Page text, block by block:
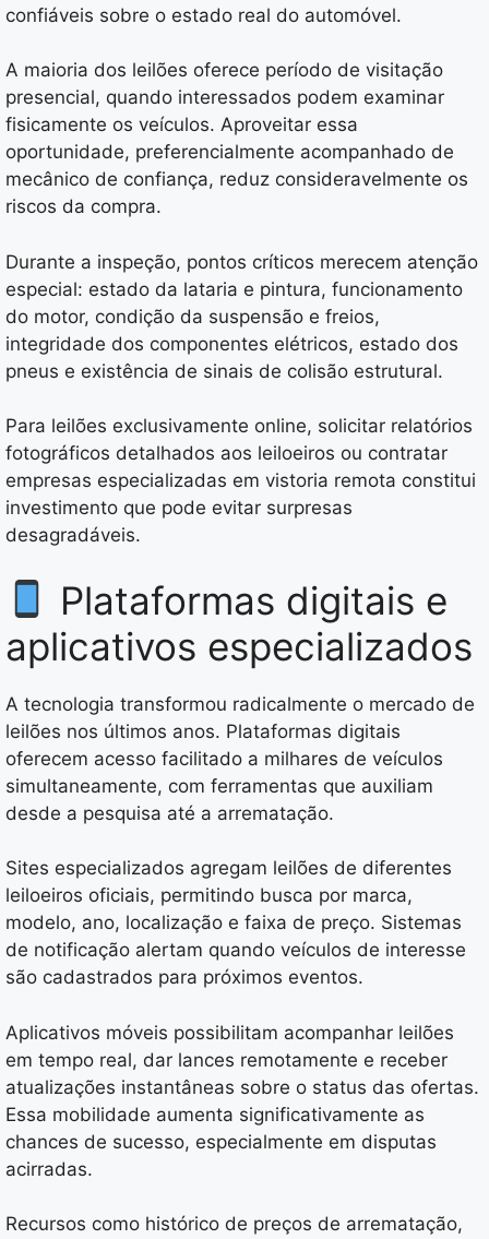
confiáveis sobre o estado real do automóvel.
A maioria dos leilões oferece período de visitação
presencial, quando interessados podem examinar
fisicamente os veículos. Aproveitar essa
oportunidade, preferencialmente acompanhado de
mecânico de confiança, reduz consideravelmente os
riscos da compra.
Durante a inspeção, pontos críticos merecem atenção
especial: estado da lataria e pintura, funcionamento
do motor, condição da suspensão e freios,
integridade dos componentes elétricos, estado dos
pneus e existência de sinais de colisão estrutural.
Para leilões exclusivamente online, solicitar relatórios
fotográficos detalhados aos leiloeiros ou contratar
empresas especializadas em vistoria remota constitui
investimento que pode evitar surpresas
desagradáveis.
Plataformas digitais e
aplicativos especializados
A tecnologia transformou radicalmente o mercado de
leilões nos últimos anos. Plataformas digitais
oferecem acesso facilitado a milhares de veículos
simultaneamente, com ferramentas que auxiliam
desde a pesquisa até a arrematação.
Sites especializados agregam leilões de diferentes
leiloeiros oficiais, permitindo busca por marca,
modelo, ano, localização e faixa de preço. Sistemas
de notificação alertam quando veículos de interesse
são cadastrados para próximos eventos.
Aplicativos móveis possibilitam acompanhar leilões
em tempo real, dar lances remotamente e receber
atualizações instantâneas sobre o status das ofertas.
Essa mobilidade aumenta significativamente as
chances de sucesso, especialmente em disputas
acirradas.
Recursos como histórico de preços de arrematação,